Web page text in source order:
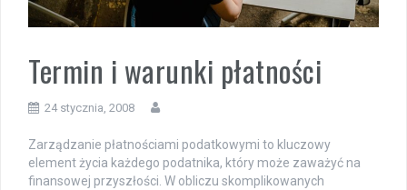
Termin i warunki płatności
24 stycznia, 2008
Zarządzanie płatnościami podatkowymi to kluczowy
element życia każdego podatnika, który może zaważyć na
finansowej przyszłości. W obliczu skomplikowanych